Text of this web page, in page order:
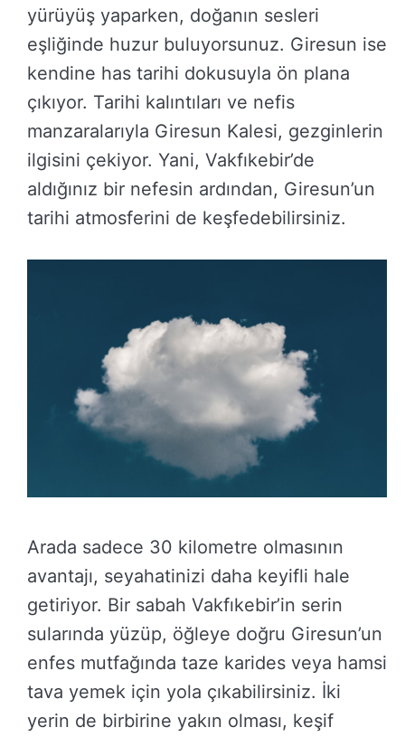
yürüyüş yaparken, doğanın sesleri
eşliğinde huzur buluyorsunuz. Giresun ise
kendine has tarihi dokusuyla ön plana
çıkıyor. Tarihi kalıntıları ve nefis
manzaralarıyla Giresun Kalesi, gezginlerin
ilgisini çekiyor. Yani, Vakfıkebir’de
aldığınız bir nefesin ardından, Giresun’un
tarihi atmosferini de keşfedebilirsiniz.
Arada sadece 30 kilometre olmasının
avantajı, seyahatinizi daha keyifli hale
getiriyor. Bir sabah Vakfıkebir’in serin
sularında yüzüp, öğleye doğru Giresun’un
enfes mutfağında taze karides veya hamsi
tava yemek için yola çıkabilirsiniz. İki
yerin de birbirine yakın olması, keşif